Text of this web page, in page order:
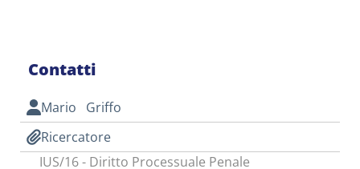
Contatti
Mario Griffo
Ricercatore
IUS/16 - Diritto Processuale Penale